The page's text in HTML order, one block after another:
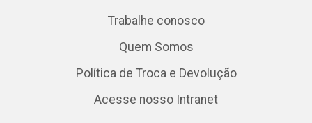
Trabalhe conosco
Quem Somos
Política de Troca e Devolução
Acesse nosso Intranet